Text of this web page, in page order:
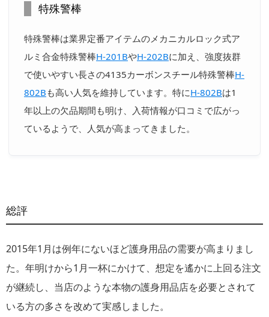
特殊警棒
特殊警棒は業界定番アイテムのメカニカルロック式ア
ルミ合金特殊警棒H-201BやH-202Bに加え、強度抜群
で使いやすい長さの4135カーボンスチール特殊警棒 H-
802B も高い人気を維持しています。特にH-802Bは1
年以上の欠品期間も明け、入荷情報が口コミで広がっ
ているようで、人気が高まってきました。
総評
2015年1月は例年にないほど護身用品の需要が高まりまし
た。年明けから1月一杯にかけて、想定を遙かに上回る注文
が継続し、当店のような本物の護身用品店を必要とされて
いる方の多さを改めて実感しました。